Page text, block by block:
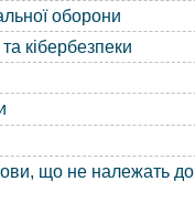
оборони
кібербезпеки
що не належать до